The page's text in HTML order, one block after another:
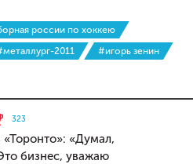
россии по хоккею
2011 #игорь зенин
323
«Думал,
бизнес, уважаю